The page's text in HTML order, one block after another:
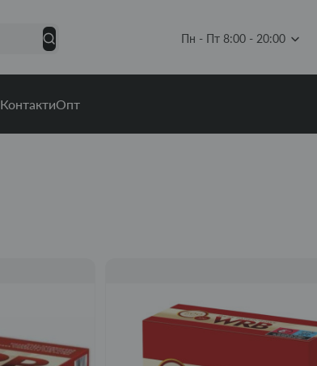
Пн - Пт 8:00 - 20:00
КонтактиОпт